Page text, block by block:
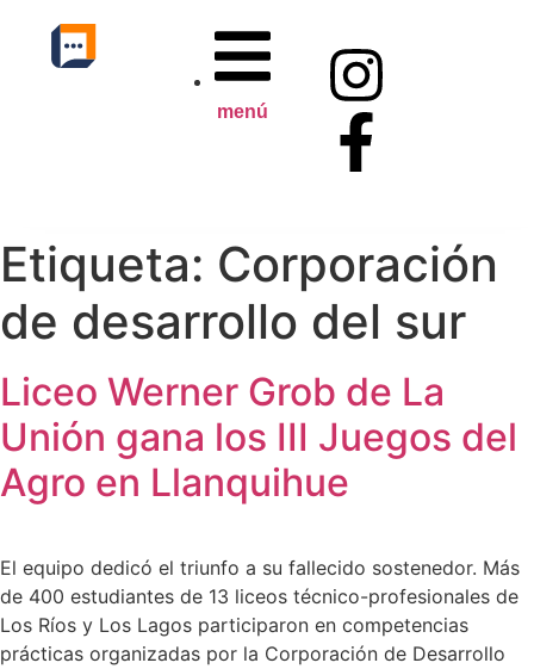
menú
Etiqueta: Corporación
de desarrollo del sur
Liceo Werner Grob de La
Unión gana los III Juegos del
Agro en Llanquihue
El equipo dedicó el triunfo a su fallecido sostenedor. Más
de 400 estudiantes de 13 liceos técnico-profesionales de
Los Ríos y Los Lagos participaron en competencias
prácticas organizadas por la Corporación de Desarrollo